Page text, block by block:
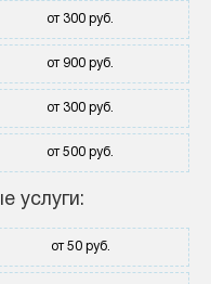
от 300 руб.
от 900 руб.
от 300 руб.
от 500 руб.
услуги:
от 50 руб.